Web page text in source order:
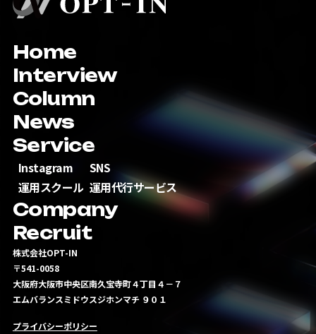
Home
Interview
Column
News
Service
Instagram
運用スクール
SNS
運用代行サービス
Company
Recruit
株式会社OPT-IN
〒541-0058
大阪府大阪市中央区南久宝寺町４丁目４－７
エムバランスミドウスジホンマチ ９０１
プライバシーポリシー